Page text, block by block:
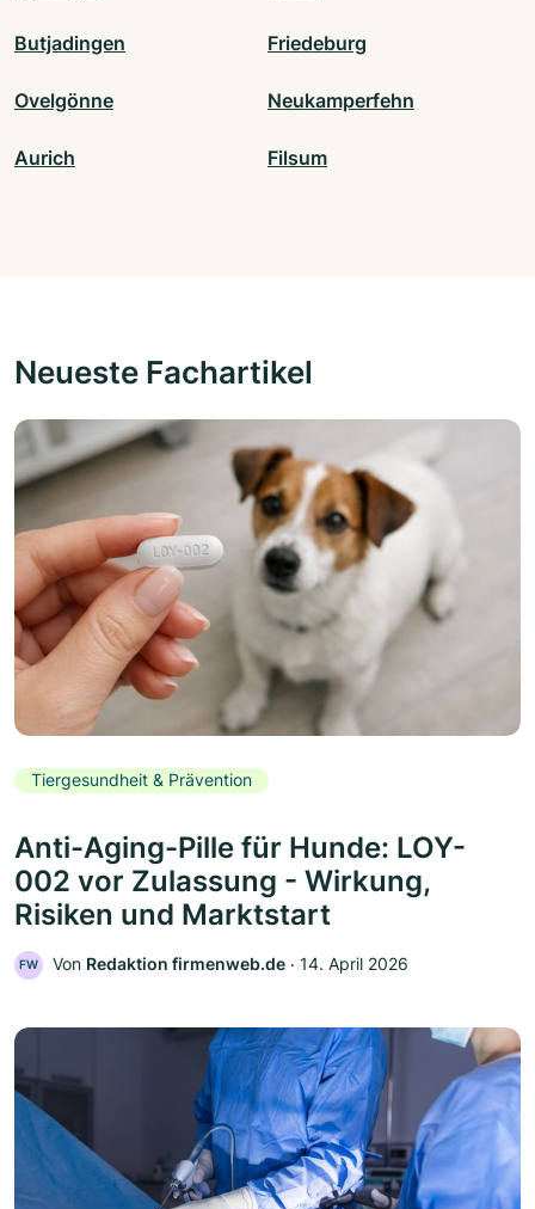
Butjadingen Friedeburg
Ovelgönne Neukamperfehn
Aurich Filsum
Neueste Fachartikel
Tiergesundheit & Prävention
Anti-Aging-Pille für Hunde: LOY-
002 vor Zulassung - Wirkung,
Risiken und Marktstart
FW Von Redaktion firmenweb.de ‧ 14. April 2026